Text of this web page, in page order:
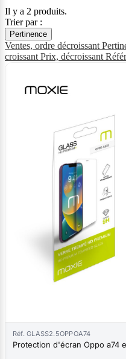
Il y a 2 produits.
Trier par :
Pertinence
Ventes, ordre décroissant
croissant Prix, décroissant
Réf. GLASS2.5OPPOA74
Protection d'écran Oppo a74